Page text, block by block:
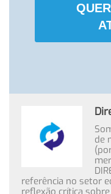
de
referência no setor
reflexão crítica